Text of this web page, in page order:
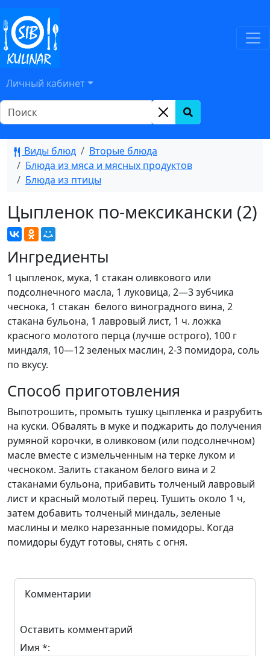
Личный кабинет
Виды блюд
Вторые блюда
Блюда из мяса и мясных продуктов
Блюда из птицы
Цыпленок по-мексикански (2)
Ингредиенты
1 цыпленок, мука, 1 стакан оливкового или
подсолнечного масла, 1 луковица, 2—3 зубчика
чеснока, 1 стакан белого виноградного вина, 2
стакана бульона, 1 лавровый лист, 1 ч. ложка
красного молотого перца (лучше острого), 100 г
миндаля, 10—12 зеленых маслин, 2-3 помидора, соль
по вкусу.
Способ приготовления
Выпотрошить, промыть тушку цыпленка и разрубить
на куски. Обвалять в муке и поджарить до получения
румяной корочки, в оливковом (или подсолнечном)
масле вместе с измельченным на терке луком и
чесноком. Залить стаканом белого вина и 2
стаканами бульона, прибавить толченый лавровый
лист и красный молотый перец. Тушить около 1 ч,
затем добавить толченый миндаль, зеленые
маслины и мелко нарезанные помидоры. Когда
помидоры будут готовы, снять с огня.
Комментарии
Оставить комментарий
Имя *: